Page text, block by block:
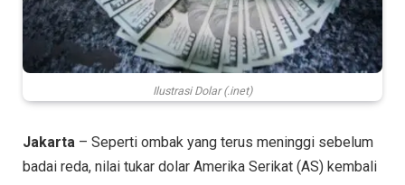
Ilustrasi Dolar (.inet)
Jakarta – Seperti ombak yang terus meninggi sebelum
badai reda, nilai tukar dolar Amerika Serikat (AS) kembali